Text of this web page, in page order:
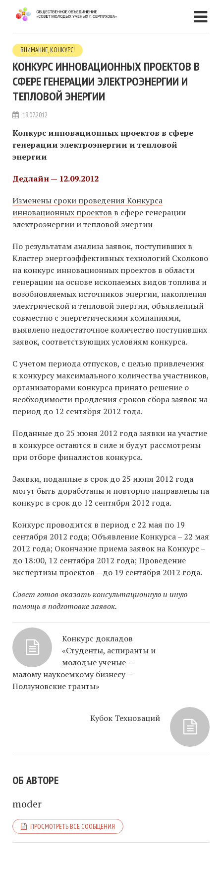
ВНИМАНИЕ, КОНКУРС!
КОНКУРС ИННОВАЦИОННЫХ ПРОЕКТОВ В
СФЕРЕ ГЕНЕРАЦИИ ЭЛЕКТРОЭНЕРГИИ И
ТЕПЛОВОЙ ЭНЕРГИИ
19.07.2012
Конкурс инновационных проектов в сфере
генерации электроэнергии и тепловой
энергии
Дедлайн — 12.09.2012
Изменены сроки проведения Конкурса
инновационных проектов в сфере генерации
электроэнергии и тепловой энергии
По результатам анализа заявок, поступивших в
Кластер энергоэффективных технологий Сколково
на конкурс инновационных проектов в области
генерации на основе ископаемых видов топлива и
возобновляемых источников энергии, накопления
электрической и тепловой энергии, объявленный
совместно с энергетическими компаниями,
выявлено недостаточное количество поступивших
заявок, соответствующих условиям конкурса.
С учетом периода отпусков, с целью привлечения
к конкурсу максимального количества участников,
организаторами конкурса принято решение о
необходимости продления сроков сбора заявок на
период до 12 сентября 2012 года.
Поданные до 25 июня 2012 года заявки на участие
в конкурсе остаются в силе и будут рассмотрены
при отборе финалистов конкурса.
Заявки, поданные в срок до 25 июня 2012 года
могут быть доработаны и повторно направлены на
конкурс в срок до 12 сентября 2012 года.
Конкурс проводится в период с 22 мая по 19
сентября 2012 года; Объявление Конкурса – 22 мая
2012 года; Окончание приема заявок на Конкурс –
до 18:00, 12 сентября 2012 года; Проведение
экспертизы проектов – до 19 сентября 2012 года.
Совет готов оказать консультационную и иную
помощь в подготовке заявок.
Конкурс докладов
«Студенты, аспиранты и
молодые ученые —
малому наукоемкому бизнесу —
Ползуновские гранты»
Кубок Техноваций
ОБ АВТОРЕ
moder
ПРОСМОТРЕТЬ ВСЕ СООБЩЕНИЯ